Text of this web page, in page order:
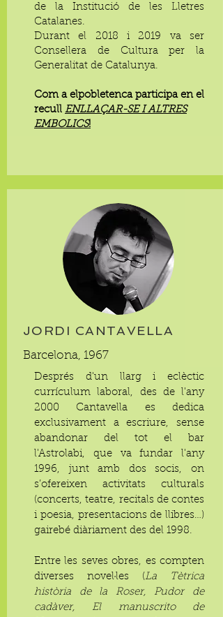
de la Institució de les Lletres
Catalanes.
Durant el 2018 i 2019 va ser
Consellera de Cultura per la
Generalitat de Catalunya.
Com a elpobletenca participa en el
recull ENLLAÇAR-SE I ALTRES
EMBOLICS!
JORDI CANTAVELLA
Barcelona, 1967
Després d'un llarg i eclèctic
currículum laboral, des de l'any
2000 Cantavella es dedica
exclusivament a escriure, sense
abandonar del tot el bar
l'Astrolabi, que va fundar l'any
1996, junt amb dos socis, on
s’ofereixen activitats culturals
(concerts, teatre, recitals de contes
i poesia, presentacions de llibres…)
gairebé diàriament des del 1998.
Entre les seves obres, es compten
diverses novel·les (La Tètrica
història de la Roser, Pudor de
cadàver, El manuscrito de